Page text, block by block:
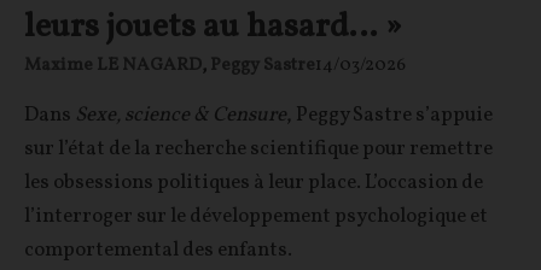
leurs jouets au hasard… »
Maxime LE NAGARD,Peggy Sastre14/03/2026
Dans Sexe, science & Censure, Peggy Sastre s’appuie
sur l’état de la recherche scientifique pour remettre
les obsessions politiques à leur place. L’occasion de
l’interroger sur le développement psychologique et
comportemental des enfants.